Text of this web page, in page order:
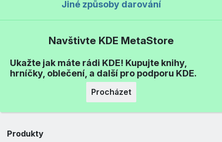
Jiné způsoby darování
Navštivte KDE MetaStore
Ukažte jak máte rádi KDE! Kupujte knihy,
hrníčky, oblečení, a další pro podporu KDE.
Procházet
Produkty